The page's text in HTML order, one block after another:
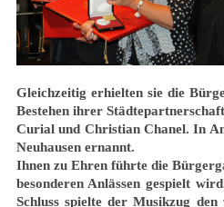
Gleichzeitig erhielten sie die
Bestehen ihrer
Curial und Christian Chanel. In
Neuhausen ernannt.
Ihnen zu Ehren führte die
besonderen Anlässen gespielt
Schluss spielte der Musikzug